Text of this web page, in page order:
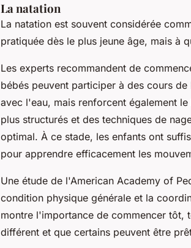
La natation
La natation est souvent considérée
pratiquée dès le plus jeune âge, mais à
Les experts recommandent de
bébés peuvent participer à des cours de
avec l'eau, mais renforcent également
plus structurés et des techniques de
optimal. À ce stade, les enfants ont
pour apprendre efficacement les
Une étude de l'American Academy of
condition physique générale et la
montre l'importance de commencer tôt,
différent et que certains peuvent être